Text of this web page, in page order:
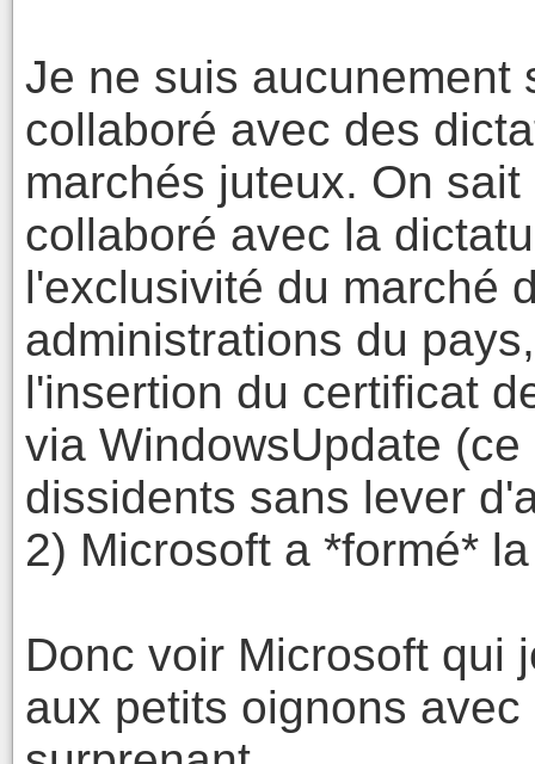
Je ne suis aucunement
collaboré avec des
marchés juteux. On
collaboré avec la
l'exclusivité du marché
administrations du
l'insertion du certificat
via WindowsUpdate
dissidents sans lever
2) Microsoft a *formé*
Donc voir Microsoft qui
aux petits oignons